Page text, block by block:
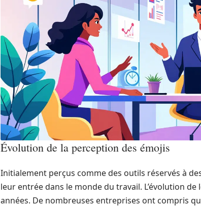
Évolution de la perception des émojis
Initialement perçus comme des outils réservés à
leur entrée dans le monde du travail. L’évolution
années. De nombreuses entreprises ont compris